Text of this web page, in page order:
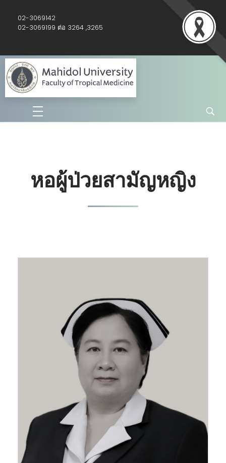
02-3069142
02-3069199 ต่อ 3264 ,3265
หอผู้ป่วยสามัญหญิง